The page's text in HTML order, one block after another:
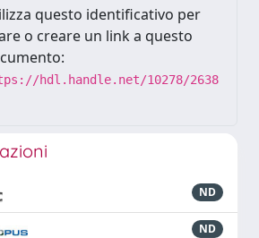
questo identificativo per
o creare un link a questo
hdl.handle.net/10278/2638
ND
ND